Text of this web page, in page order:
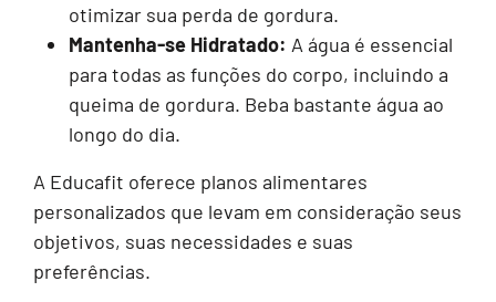
otimizar sua perda de gordura.
Mantenha-se Hidratado: A água é essencial
para todas as funções do corpo, incluindo a
queima de gordura. Beba bastante água ao
longo do dia.
A Educafit oferece planos alimentares
personalizados que levam em consideração seus
objetivos, suas necessidades e suas
preferências.